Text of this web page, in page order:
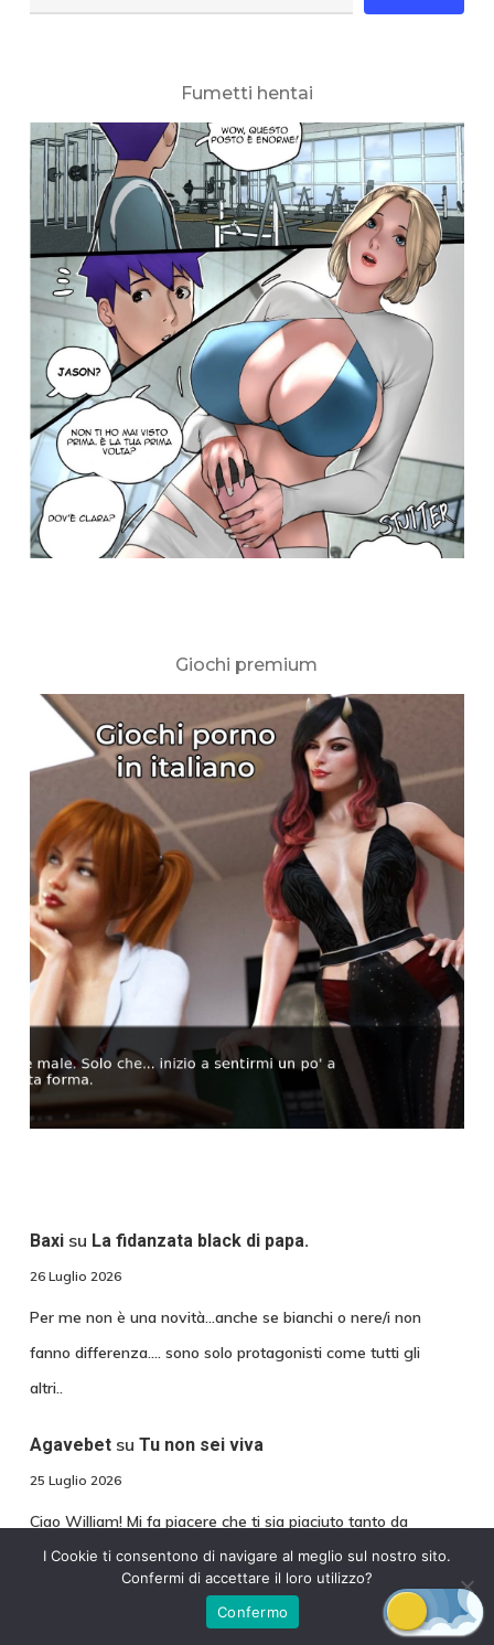
Fumetti hentai
Giochi premium
Baxisu La fidanzata black di papa.
26 Luglio 2026
Per me non è una novità...anche se bianchi o nere/i non
fanno differenza.... sono solo protagonisti come tutti gli
altri..
Agavebetsu Tu non sei viva
25 Luglio 2026
Ciao William! Mi fa piacere che ti sia piaciuto tanto da
rileggerlo. Ma non è stato un calcolo narrativo. L'incipit…
Il master del sex shop 9
I Cookie ti consentono di navigare al meglio sul nostro sito.
Confermi di accettare il loro utilizzo?
Confermo